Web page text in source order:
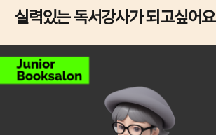
실력있는 독서강사가 되고싶어요